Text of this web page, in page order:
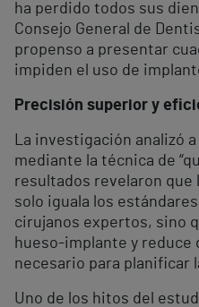
ha perdido todos sus
Consejo General de
propenso a presentar
impiden el uso de
Precisión superior y
La investigación analizó
mediante la técnica de
resultados revelaron que
solo iguala los
cirujanos expertos, sino
hueso-implante y
necesario para planificar
Uno de los hitos del